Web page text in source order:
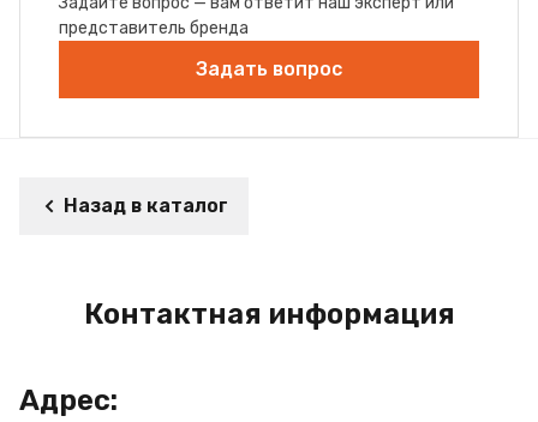
представитель бренда
Задать вопрос
Назад в каталог
Контактная информация
Адрес: